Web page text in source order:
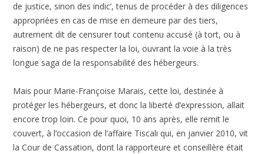
de justice, sinon des indic’, tenus de procéder à des diligences
appropriées en cas de mise en demeure par des tiers,
autrement dit de censurer tout contenu accusé (à tort, ou à
raison) de ne pas respecter la loi, ouvrant la voie à la très
longue saga de la responsabilité des hébergeurs.
Mais pour Marie-Françoise Marais, cette loi, destinée à
protéger les hébergeurs, et donc la liberté d’expression, allait
encore trop loin. Ce pour quoi, 10 ans après, elle remit le
couvert, à l’occasion de l’affaire Tiscali qui, en janvier 2010, vit
la Cour de Cassation, dont la rapporteure et conseillère était